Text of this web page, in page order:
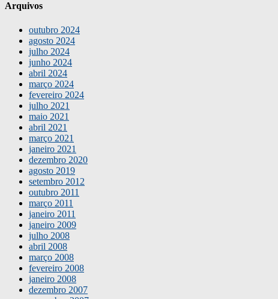
Arquivos
outubro 2024
agosto 2024
julho 2024
junho 2024
abril 2024
março 2024
fevereiro 2024
julho 2021
maio 2021
abril 2021
março 2021
janeiro 2021
dezembro 2020
agosto 2019
setembro 2012
outubro 2011
março 2011
janeiro 2011
janeiro 2009
julho 2008
abril 2008
março 2008
fevereiro 2008
janeiro 2008
dezembro 2007